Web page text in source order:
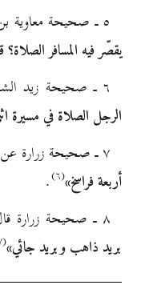
٥ ـ صحيحة معاوية بن وهب قال:
يقصّر فيه المسافر
٦ ـ صحيحة زيد الشحّام قال:
الرجل الصلاة في مسيرة
۷ ـ صحيحة زرارة عن أبي جعفر قال:
أربعة فراسخ»(٦) .
۸ ـ صحيحة زرارة قال:
بريد ذاهب وبريد جائي»(۷)